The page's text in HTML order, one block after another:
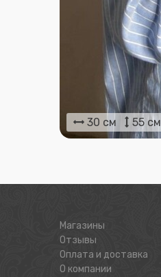
30 см 55 см
Магазины
Отзывы
Оплата и доставка
О компании